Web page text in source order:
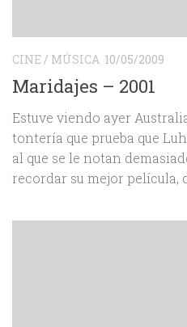
CINE / MÚSICA 10/05/2009
Maridajes – 2001
Estuve viendo ayer
tontería que prueba que
al que se le notan
recordar su mejor película,